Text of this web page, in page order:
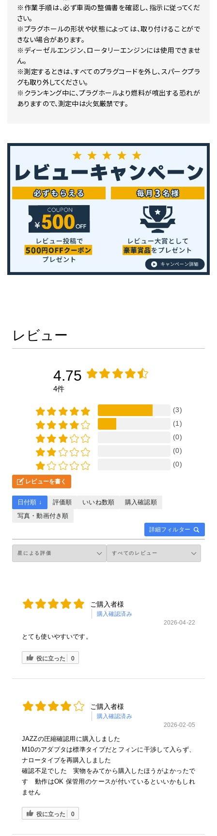
※作業手順は、必ず車両の整備書を確認し、指示に従ってくだ
さい。
※プラグホールの形状や状態によっては、取り付けることがで
きない場合があります。
※ディーゼルエンジン、ロータリーエンジンには使用できませ
ん。
※測定するときは、すべてのプラグコードを外し、スパークプラ
グも取り外してください。
※クランキング中に、プラグホールより燃料が噴出する恐れが
ありますので、測定中は火気厳禁です。
レビュー
4.75
4件
(3)
(1)
(0)
(0)
(0)
レビューを書く
詳細フィルター
日付順 ↓ 評価順 いいね数順
購入確認順
写真・動画付き順
ご購入者様
購入確認済み
2026-04-22
とても使いやすいです。
役に立った 0
ご購入者様
購入確認済み
2026-02-05
JAZZの圧縮確認用に購入しました
M10のアダプタは標準タイプだとフィンに干渉して入らず、
ナロータイプを再購入しました
確認不足でした 実物をみてから購入したほうがよかったで
す 動作はOK 保管用のケースが付いているといいかもしれ
ません
役に立った 0